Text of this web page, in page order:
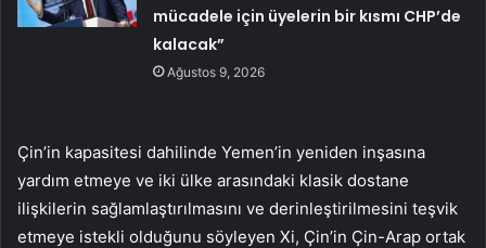
mücadele için üyelerin bir kısmı CHP’de
kalacak”
Ağustos 9, 2026
Çin’in kapasitesi dahilinde Yemen’in yeniden inşasına
yardım etmeye ve iki ülke arasındaki klasik dostane
ilişkilerin sağlamlaştırılmasını ve derinleştirilmesini teşvik
etmeye istekli olduğunu söyleyen Xi, Çin’in Çin-Arap ortak